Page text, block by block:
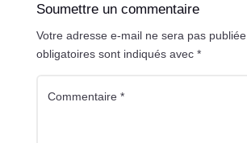
Soumettre un commentaire
Votre adresse e-mail ne sera pas publiée.
obligatoires sont indiqués avec *